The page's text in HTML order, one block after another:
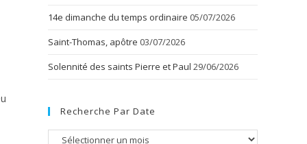
14e dimanche du temps ordinaire 05/07/2026
Saint-Thomas, apôtre 03/07/2026
Solennité des saints Pierre et Paul 29/06/2026
Recherche Par Date
Recherche